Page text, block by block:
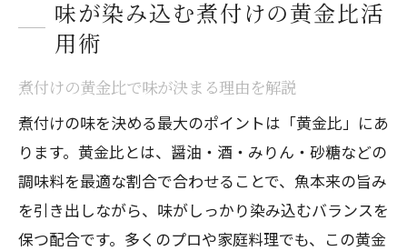
味が染み込む煮付けの黄金比活
用術
煮付けの黄金比で味が決まる理由を解説
煮付けの味を決める最大のポイントは「黄金比」にあ
ります。黄金比とは、醤油・酒・みりん・砂糖などの
調味料を最適な割合で合わせることで、魚本来の旨み
を引き出しながら、味がしっかり染み込むバランスを
保つ配合です。多くのプロや家庭料理でも、この黄金